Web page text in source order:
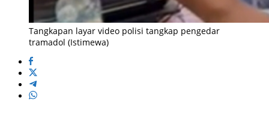
Tangkapan layar video polisi tangkap pengedar
tramadol (Istimewa)